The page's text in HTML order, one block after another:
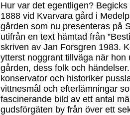
Hur var det egentligen?
1888 vid Kvarvara gård i
gården som nu presenteras på
utifrån en text hämtad från
skriven av Jan Forsgren 1983.
ytterst noggrant tillväga när
gården, dess folk och
konservator och historiker
vittnesmål och efterlämningar
fascinerande bild av ett antal
gudsförgäten by från över ett